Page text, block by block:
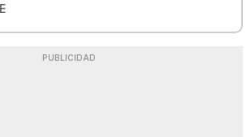
PUBLICIDAD